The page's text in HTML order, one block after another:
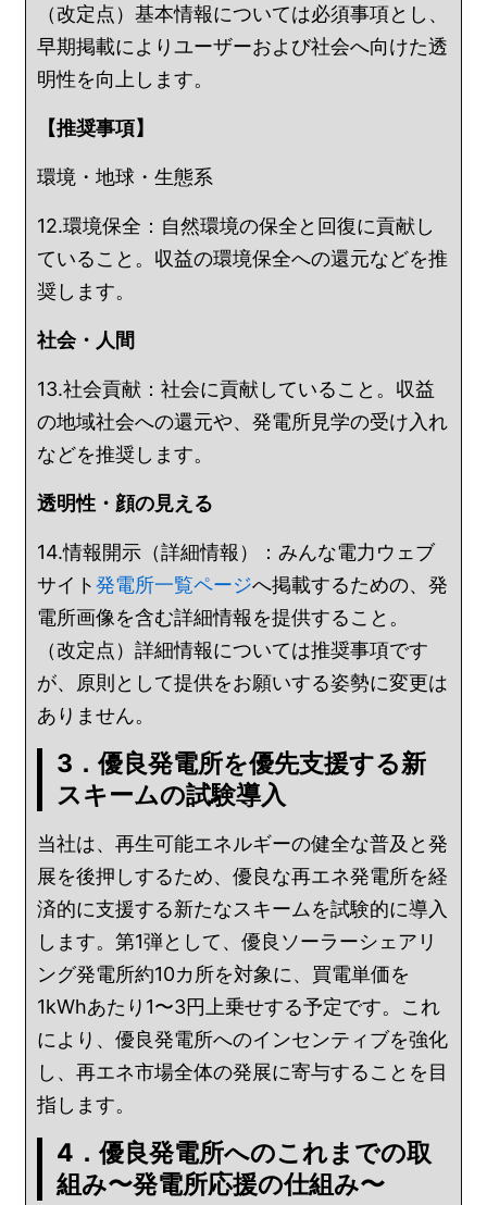
（改定点）基本情報については必須事項とし、
早期掲載によりユーザーおよび社会へ向けた透
明性を向上します。
【推奨事項】
環境・地球・生態系
12.環境保全：自然環境の保全と回復に貢献し
ていること。収益の環境保全への還元などを推
奨します。
社会・人間
13.社会貢献：社会に貢献していること。収益
の地域社会への還元や、発電所見学の受け入れ
などを推奨します。
透明性・顔の見える
14.情報開示（詳細情報）：みんな電力ウェブ
サイト発電所一覧ページへ掲載するための、発
電所画像を含む詳細情報を提供すること。
（改定点）詳細情報については推奨事項です
が、原則として提供をお願いする姿勢に変更は
ありません。
3．優良発電所を優先支援する新
スキームの試験導入
当社は、再生可能エネルギーの健全な普及と発
展を後押しするため、優良な再エネ発電所を経
済的に支援する新たなスキームを試験的に導入
します。第1弾として、優良ソーラーシェアリ
ング発電所約10カ所を対象に、買電単価を
1kWhあたり1〜3円上乗せする予定です。これ
により、優良発電所へのインセンティブを強化
し、再エネ市場全体の発展に寄与することを目
指します。
4．優良発電所へのこれまでの取
組み〜発電所応援の仕組み〜